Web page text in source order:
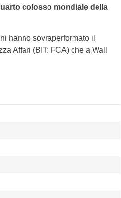
colosso mondiale della
hanno sovraperformato il
Affari (BIT: FCA) che a Wall